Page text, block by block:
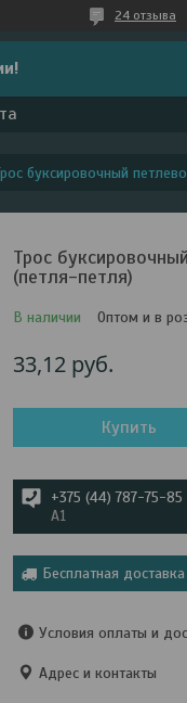
24 отзыва
буксировочный
Трос
(петля-петля)
В наличии Оптом и в
33,12 руб.
Купить
+375 (44) 787-75-85
А1
Бесплатная доставка
Условия оплаты и
Адрес и контакты